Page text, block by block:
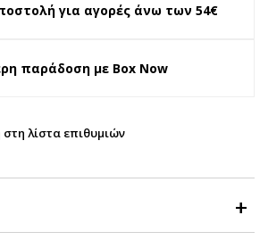
για αγορές άνω των 54€
παράδοση με Box Now
λίστα επιθυμιών